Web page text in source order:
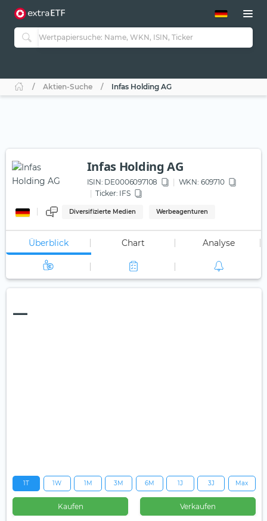
ETF-Guide 2.0
Guide Aktive ETFs
ETF-Sparpläne
Aktien-Suche Infas Holding AG
Infas Holding AG
ISIN: DE0006097108 WKN: 609710
Ticker: IFS
Diversifizierte Medien Werbeagenturen
Überblick Chart Analyse
—
1T 1W 1M 3M 6M 1J 3J Max
Kaufen Verkaufen